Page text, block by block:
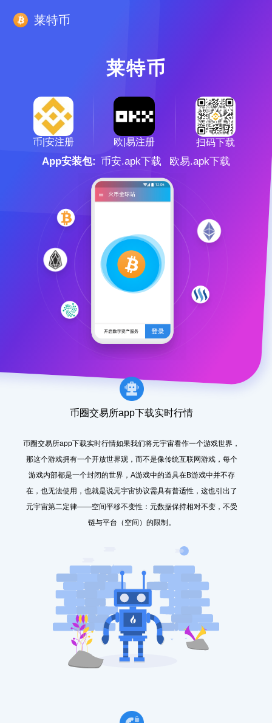
莱特币
莱特币
币|安注册 欧|易注册 扫码下载
App安装包: 币安.apk下载 欧易.apk下载
币圈交易所app下载实时行情
币圈交易所app下载实时行情如果我们将元宇宙看作一个游戏世界，
那这个游戏拥有一个开放世界观，而不是像传统互联网游戏，每个
游戏内部都是一个封闭的世界，A游戏中的道具在B游戏中并不存
在，也无法使用，也就是说元宇宙协议需具有普适性，这也引出了
元宇宙第二定律——空间平移不变性：元数据保持相对不变，不受
链与平台（空间）的限制。